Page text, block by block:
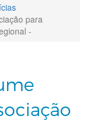
para
-